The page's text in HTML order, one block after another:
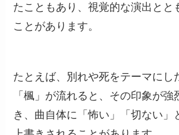
たこともあり、視覚的な演出とと
ことがあります。
たとえば、別れや死をテーマにし
「楓」が流れると、その印象が強
き、曲自体に「怖い」「切ない」